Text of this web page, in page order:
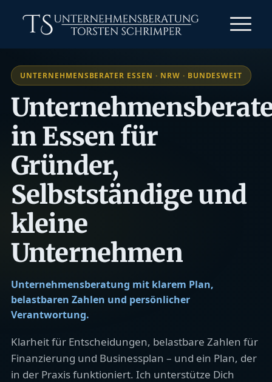
UNTERNEHMENSBERATER ESSEN · NRW · BUNDESWEIT
in Essen für
Gründer,
Selbstständige und
kleine
Unternehmen
Unternehmensberatung mit klarem Plan,
belastbaren Zahlen und persönlicher
Verantwortung.
Klarheit für Entscheidungen, belastbare Zahlen für
Finanzierung und Businessplan – und ein Plan, der
in der Praxis funktioniert. Ich unterstütze Dich